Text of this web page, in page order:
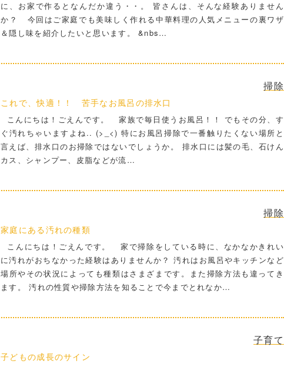
に、お家で作るとなんだか違う・・。 皆さんは、そんな経験ありません
か？ 今回はご家庭でも美味しく作れる中華料理の人気メニューの裏ワザ
＆隠し味を紹介したいと思います。 &nbs…
掃除
これで、快適！！ 苦手なお風呂の排水口
こんにちは！ごえんです。 家族で毎日使うお風呂！！ でもその分、す
ぐ汚れちゃいますよね.. (>_<) 特にお風呂掃除で一番触りたくない場所と
言えば、排水口のお掃除ではないでしょうか。 排水口には髪の毛、石けん
カス、シャンプー、皮脂などが流…
掃除
家庭にある汚れの種類
こんにちは！ごえんです。 家で掃除をしている時に、なかなかきれい
に汚れがおちなかった経験はありませんか？ 汚れはお風呂やキッチンなど
場所やその状況によっても種類はさまざまです。また掃除方法も違ってき
ます。 汚れの性質や掃除方法を知ることで今までとれなか…
子育て
子どもの成長のサイン